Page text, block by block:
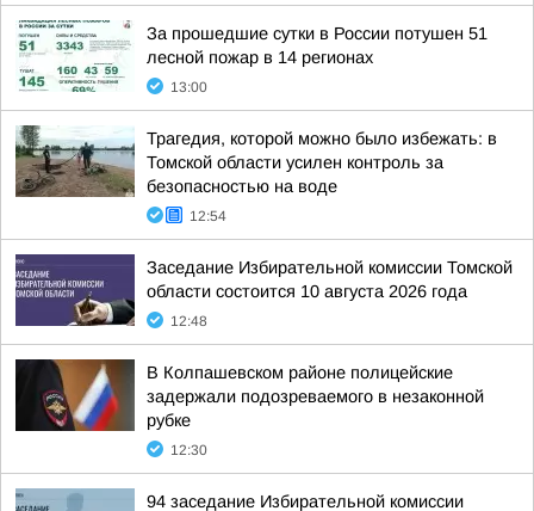
За прошедшие сутки в России потушен 51
лесной пожар в 14 регионах
13:00
Трагедия, которой можно было избежать: в
Томской области усилен контроль за
безопасностью на воде
12:54
Заседание Избирательной комиссии Томской
области состоится 10 августа 2026 года
12:48
В Колпашевском районе полицейские
задержали подозреваемого в незаконной
рубке
12:30
94 заседание Избирательной комиссии